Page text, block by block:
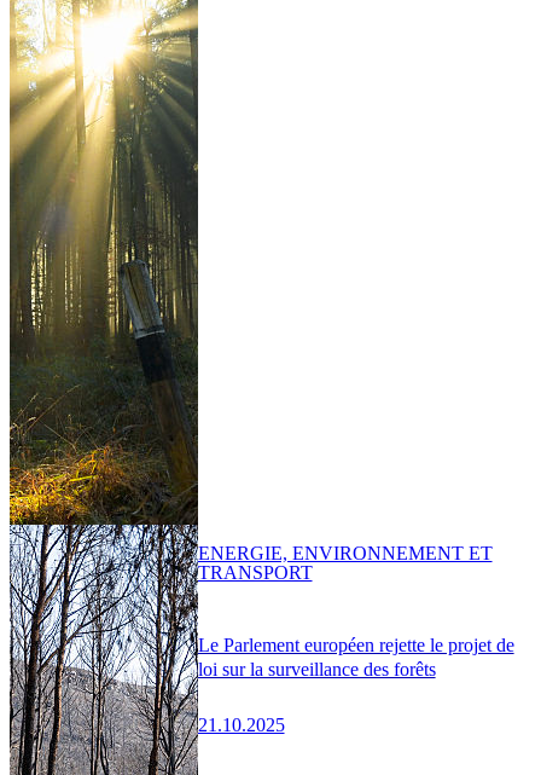
Le Parlement européen rejette le projet de
loi sur la surveillance des forêts
21.10.2025
ENERGIE, ENVIRONNEMENT ET
TRANSPORT